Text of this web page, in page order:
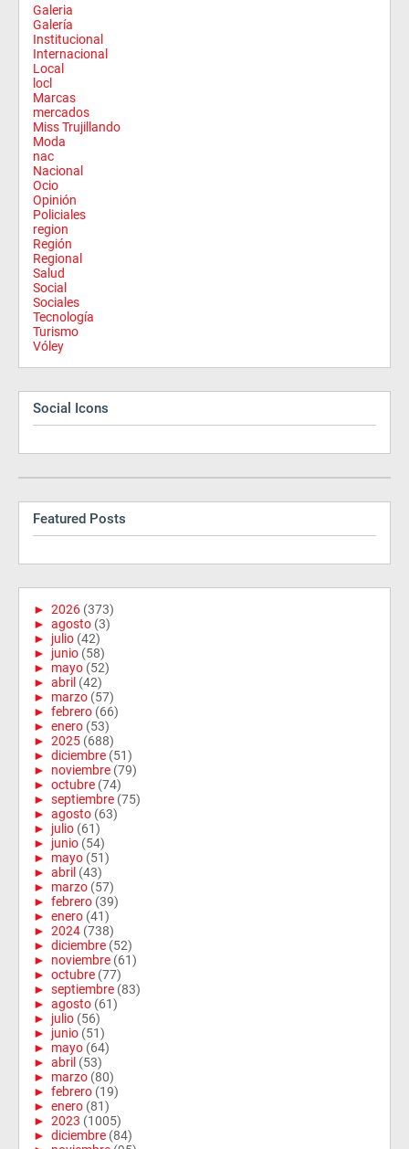
Galeria
Galería
Institucional
Internacional
Local
locl
Marcas
mercados
Miss Trujillando
Moda
nac
Nacional
Ocio
Opinión
Policiales
region
Región
Regional
Salud
Social
Sociales
Tecnología
Turismo
Vóley
Social Icons
Featured Posts
► 2026 (373)
► agosto (3)
► julio (42)
► junio (58)
► mayo (52)
► abril (42)
► marzo (57)
► febrero (66)
► enero (53)
► 2025 (688)
► diciembre (51)
► noviembre (79)
► octubre (74)
► septiembre (75)
► agosto (63)
► julio (61)
► junio (54)
► mayo (51)
► abril (43)
► marzo (57)
► febrero (39)
► enero (41)
► 2024 (738)
► diciembre (52)
► noviembre (61)
► octubre (77)
► septiembre (83)
► agosto (61)
► julio (56)
► junio (51)
► mayo (64)
► abril (53)
► marzo (80)
► febrero (19)
► enero (81)
► 2023 (1005)
► diciembre (84)